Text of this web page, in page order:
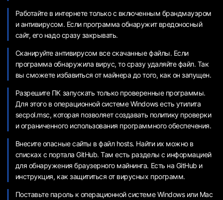
Работайте в интернете только с включенным брандмауэром
и антивирусом. Если программа обнаружит вредоносный
сайт, его надо сразу закрывать.
Сканируйте антивирусом все скачанные файлы. Если
программа обнаружила вирус, то сразу удаляйте файл. Так
вы сможете избавиться от майнера до того, как он запущен.
Разрешите ПК запускать только проверенные программы.
Для этого в операционной системе Windows есть утилита
secpol.msc, которая позволяет создавать политику проверки
и ограниченного использования программного обеспечения.
Внесите опасные сайты в файл hosts. Найти их можно в
списках с портала GitHub. Там есть разделы с информацией
для обнаружения браузерного майнинга. Есть на GitHub и
инструкция, как защититься от вирусных программ.
Поставьте пароль к операционной системе Windows или Mac